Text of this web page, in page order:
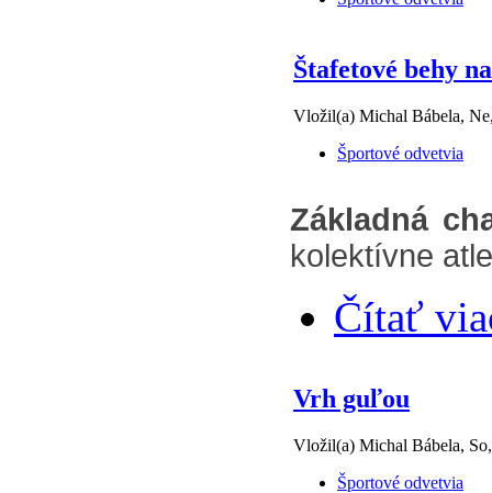
Štafetové behy
Vložil(a) Michal Bábela,
Športové odvetvia
Základná
kolektívne
Čítať
Vrh guľou
Vložil(a) Michal Bábela,
Športové odvetvia